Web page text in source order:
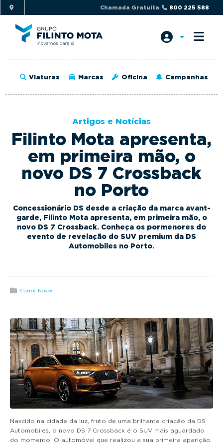
i
p
t
o
r
a
i
g
o
n
i
p
t
o
a
c
t
Chamada Gratuita 800 225 588
Viaturas Marcas Oficina Campanhas
Filinto Mota apresenta,
em primeira mão, o
novo DS 7 Crossback
no Porto
Concessionário DS desde a criação da marca avant-
garde, Filinto Mota apresenta, em primeira mão, o
novo DS 7 Crossback. Conheça os pormenores do
evento de revelação do SUV premium da DS
Automobiles no Porto.
Artigos e Notícias
Carros Novos
Nascido na cidade da luz, fruto de uma brilhante criação da DS
Automobiles, o novo DS 7 Crossback é o SUV mais aguardado
do momento. O automóvel que realizou a sua primeira aparição